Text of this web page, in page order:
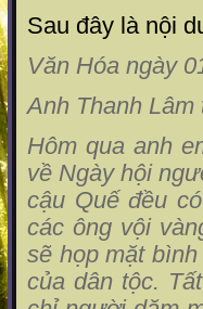
Sau đây là nội
Văn Hóa ngày
Anh Thanh Lâm
Hôm qua anh
về Ngày hội
cậu Quế đều
các ông vội
sẽ họp mặt
của dân tộc.